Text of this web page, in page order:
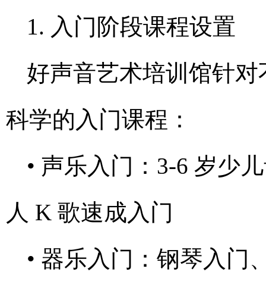
1. 入门阶段课程设置
好声音艺术培训馆针
科学的入门课程：
• 声乐入门：3-6 岁少
人 K 歌速成入门
• 器乐入门：钢琴入门